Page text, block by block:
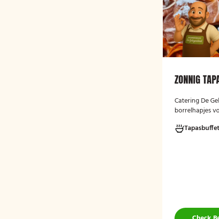
ZONNIG
Catering De
borrelhapjes
verjaardag,
Tapasbuffet